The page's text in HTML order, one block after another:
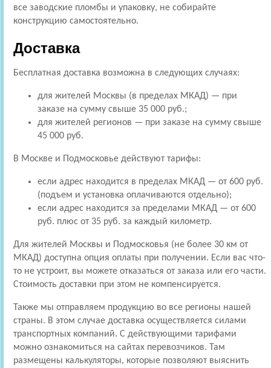
все заводские пломбы и упаковку, не собирайте
конструкцию самостоятельно.
Доставка
Бесплатная доставка возможна в следующих случаях:
для жителей Москвы (в пределах МКАД) — при
заказе на сумму свыше 35 000 руб.;
для жителей регионов — при заказе на сумму свыше
45 000 руб.
В Москве и Подмосковье действуют тарифы:
если адрес находится в пределах МКАД — от 600 руб.
(подъем и установка оплачиваются отдельно);
если адрес находится за пределами МКАД — от 600
руб. плюс от 35 руб. за каждый километр.
Для жителей Москвы и Подмосковья (не более 30 км от
МКАД) доступна опция оплаты при получении. Если вас что-
то не устроит, вы можете отказаться от заказа или его части.
Стоимость доставки при этом не компенсируется.
Также мы отправляем продукцию во все регионы нашей
страны. В этом случае доставка осуществляется силами
транспортных компаний. С действующими тарифами
можно ознакомиться на сайтах перевозчиков. Там
размещены калькуляторы, которые позволяют выяснить